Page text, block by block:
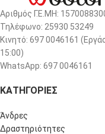
Αριθμός Γ.Ε.ΜΗ:
Τηλέφωνο: 25930 53249
Κινητό: 697 0046161
15:00)
WhatsApp: 697 0046161
ΚΑΤΗΓΟΡΙΕΣ
Άνδρες
Δραστηριότητες